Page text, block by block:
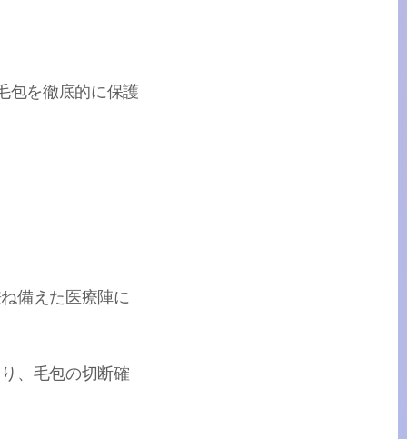
包を徹底的に保護
備えた医療陣に
、毛包の切断確